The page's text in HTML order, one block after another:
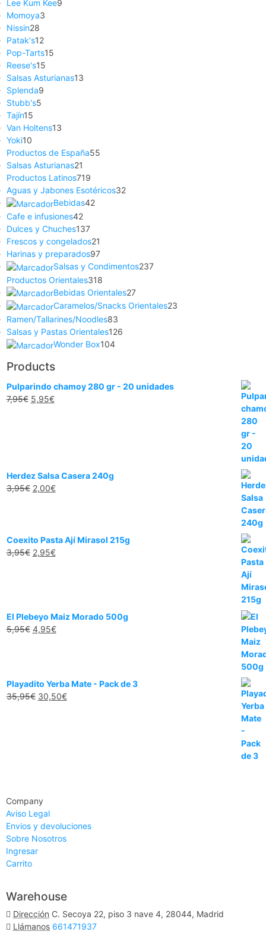
Lee Kum Kee9
Momoya3
Nissin28
Patak's12
Pop-Tarts15
Reese's15
Salsas Asturianas13
Splenda9
Stubb's5
Tajín15
Van Holtens13
Yoki10
Productos de España55
Salsas Asturianas21
Productos Latinos719
Aguas y Jabones Esotéricos32
Bebidas42
Cafe e infusiones42
Dulces y Chuches137
Frescos y congelados21
Harinas y preparados97
Salsas y Condimentos237
Productos Orientales318
Bebidas Orientales27
Caramelos/Snacks Orientales23
Ramen/Tallarines/Noodles83
Salsas y Pastas Orientales126
Wonder Box104
Products
Pulparindo chamoy 280 gr - 20 unidades
7,95€ 5,95€
Herdez Salsa Casera 240g
3,95€ 2,00€
Coexito Pasta Ají Mirasol 215g
3,95€ 2,95€
El Plebeyo Maiz Morado 500g
5,95€ 4,95€
Playadito Yerba Mate - Pack de 3
35,95€ 30,50€
Company
Aviso Legal
Envios y devoluciones
Sobre Nosotros
Ingresar
Carrito
Warehouse
Dirección C. Secoya 22, piso 3 nave 4, 28044, Madrid
Llámanos 661471937